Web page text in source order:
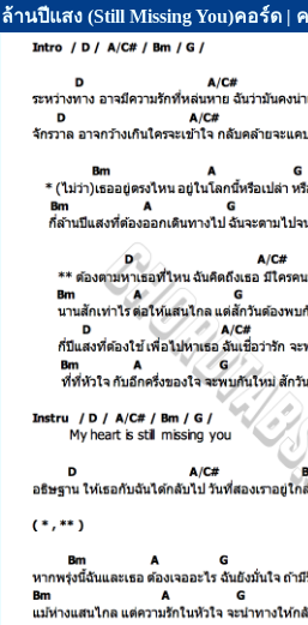
ล้านปีแสง (Still Missing You)คอร์ด |